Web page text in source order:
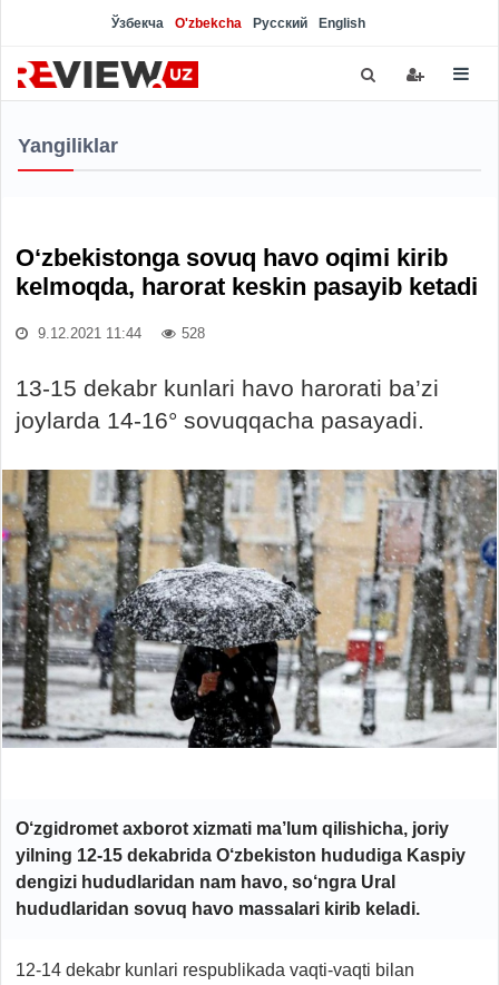
Ўзбекча O'zbekcha Русский English
Yangiliklar
O‘zbekistonga sovuq havo oqimi kirib
kelmoqda, harorat keskin pasayib ketadi
9.12.2021 11:44 528
13-15 dekabr kunlari havo harorati ba’zi
joylarda 14-16° sovuqqacha pasayadi.
O‘zgidromet axborot xizmati ma’lum qilishicha, joriy
yilning 12-15 dekabrida O‘zbekiston hududiga Kaspiy
dengizi hududlaridan nam havo, so‘ngra Ural
hududlaridan sovuq havo massalari kirib keladi.
12-14 dekabr kunlari respublikada vaqti-vaqti bilan